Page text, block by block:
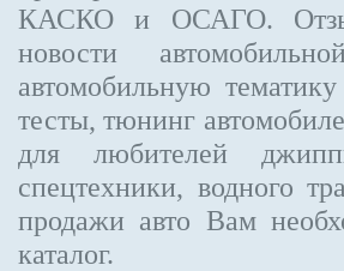
КАСКО и ОСАГО.
новости
автомобильную
тесты, тюнинг
для любителей
спецтехники, водного
продажи авто Вам
каталог.